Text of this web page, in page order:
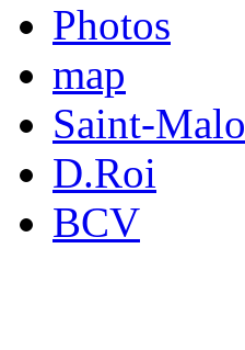
Photos
map
Saint-Malo
D.Roi
BCV